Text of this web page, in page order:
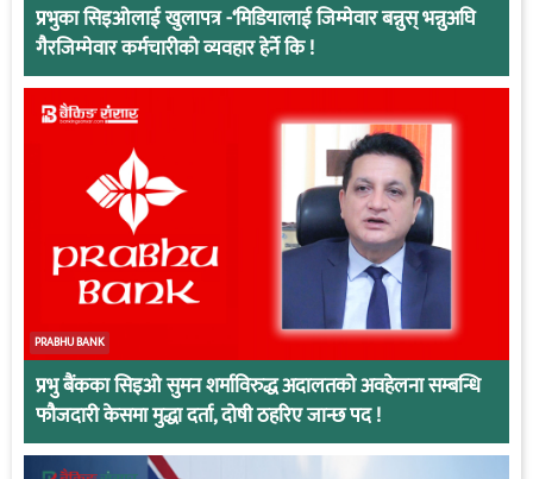
प्रभुका सिइओलाई खुलापत्र -‘मिडियालाई जिम्मेवार बन्नुस् भन्नुअघि
गैरजिम्मेवार कर्मचारीको व्यवहार हेर्ने कि !
PRABHU BANK
प्रभु बैंकका सिइओ सुमन शर्माविरुद्ध अदालतको अवहेलना सम्बन्धि
फौजदारी केसमा मुद्धा दर्ता, दोषी ठहरिए जान्छ पद !